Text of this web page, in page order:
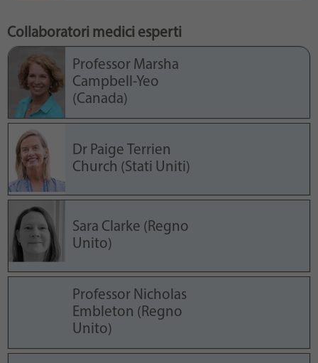
Collaboratori medici esperti
Professor Marsha
Campbell-Yeo
(Canada)
Dr Paige Terrien
Church (Stati Uniti)
Sara Clarke (Regno
Unito)
Professor Nicholas
Embleton (Regno
Unito)